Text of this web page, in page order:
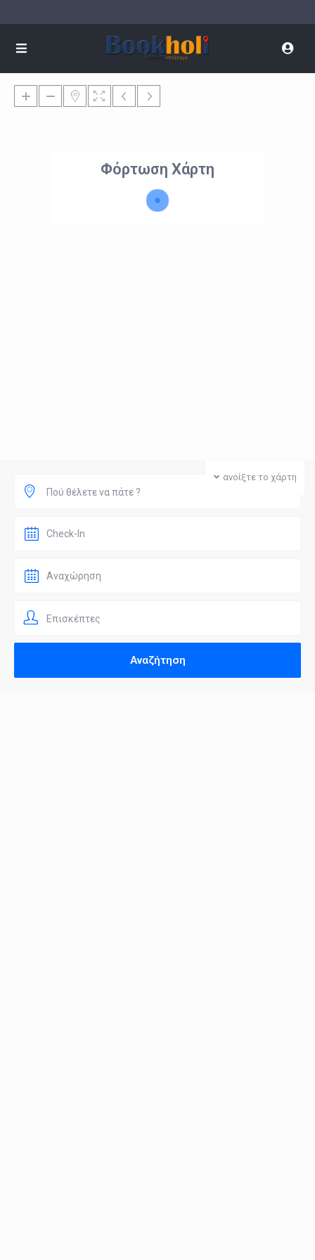
Φόρτωση Χάρτη
ανοίξτε το χάρτη
Πού θέλετε να πάτε ?
Επισκέπτες